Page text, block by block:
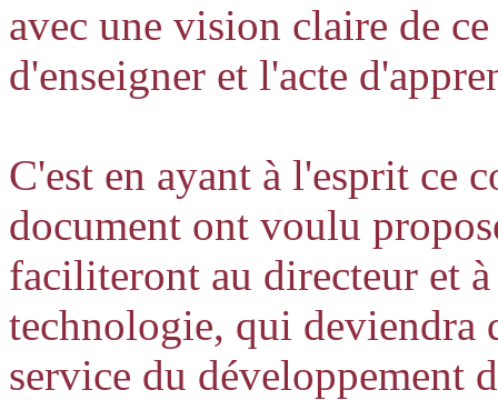
avec une vision claire de
d'enseigner et l'acte
C'est en ayant à l'esprit ce
document ont voulu
faciliteront au directeur et
technologie, qui deviendra
service du développement